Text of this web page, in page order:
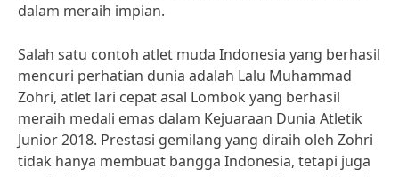
dalam meraih impian.
Salah satu contoh atlet muda Indonesia yang berhasil
mencuri perhatian dunia adalah Lalu Muhammad
Zohri, atlet lari cepat asal Lombok yang berhasil
meraih medali emas dalam Kejuaraan Dunia Atletik
Junior 2018. Prestasi gemilang yang diraih oleh Zohri
tidak hanya membuat bangga Indonesia, tetapi juga